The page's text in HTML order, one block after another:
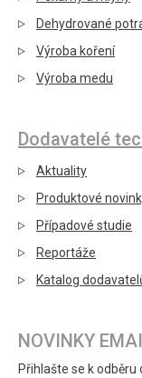
Dehydrované
Výroba koření
Výroba medu
Dodavatelé
Aktuality
Produktové
Případové studie
Reportáže
Katalog
NOVINKY
Přihlašte se k odběru